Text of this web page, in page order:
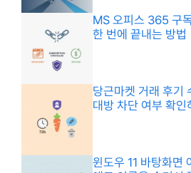
MS 오피스 365 구
한 번에 끝내는 방법
당근마켓 거래 후기
대방 차단 여부 확인
윈도우 11 바탕화면